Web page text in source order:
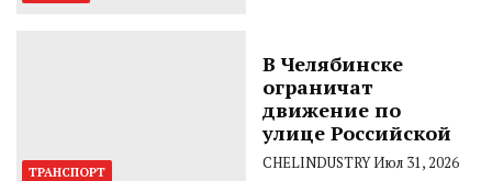
ТРАНСПОРТ
В Челябинске
ограничат
движение по
улице Российской
CHELINDUSTRYИюл 31, 2026